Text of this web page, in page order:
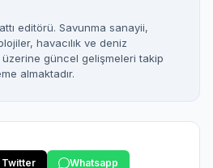
editörü. Savunma sanayii,
havacılık ve deniz
üzerine güncel gelişmeleri takip
almaktadır.
Twitter Whatsapp